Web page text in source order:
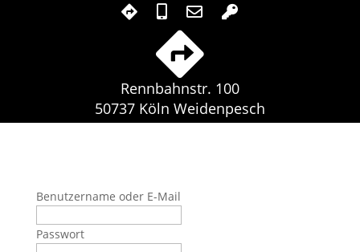
Rennbahnstr. 100
50737 Köln Weidenpesch
Benutzername oder E-Mail
Passwort